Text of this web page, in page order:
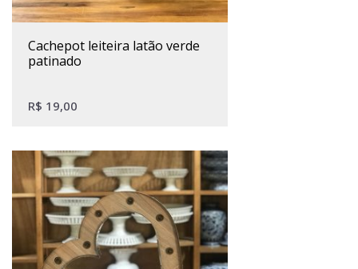
cachepot leiteira latão verde
patinado
R$ 19,00